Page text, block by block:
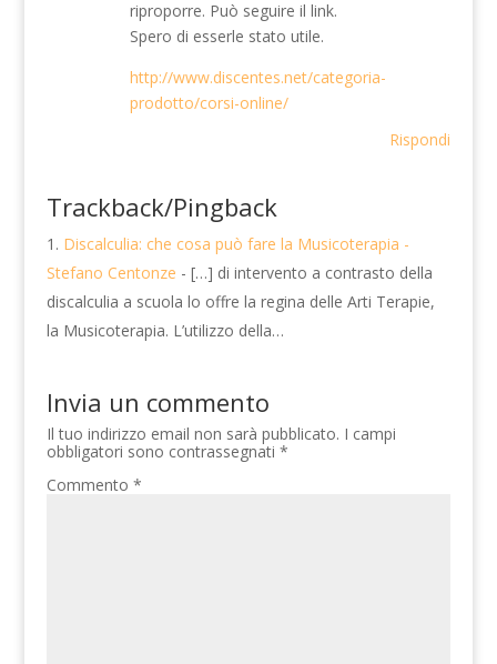
riproporre. Può seguire il link.
Spero di esserle stato utile.
http://www.discentes.net/categoria-
prodotto/corsi-online/
Rispondi
Trackback/Pingback
Discalculia: che cosa può fare la Musicoterapia -
Stefano Centonze - […] di intervento a contrasto della
discalculia a scuola lo offre la regina delle Arti Terapie,
la Musicoterapia. L’utilizzo della…
Invia un commento
Il tuo indirizzo email non sarà pubblicato. I campi
obbligatori sono contrassegnati*
Commento*